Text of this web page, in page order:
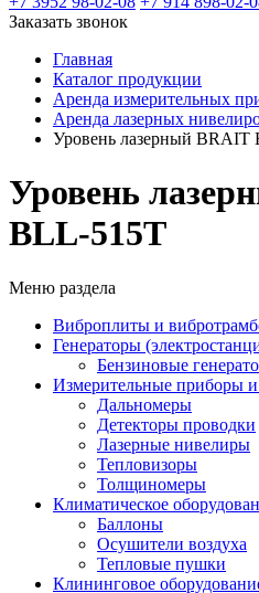
Заказать звонок
Главная
Каталог продукции
Аренда измерительных
Аренда лазерных
Уровень лазерный BRAIT
Уровень
BLL-515T
Меню раздела
Виброплиты и
Генераторы
Бензиновые
Измерительные приборы
Дальномеры
Детекторы проводки
Лазерные нивелиры
Тепловизоры
Толщиномеры
Климатическое
Баллоны
Осушители воздуха
Тепловые пушки
Клининговое